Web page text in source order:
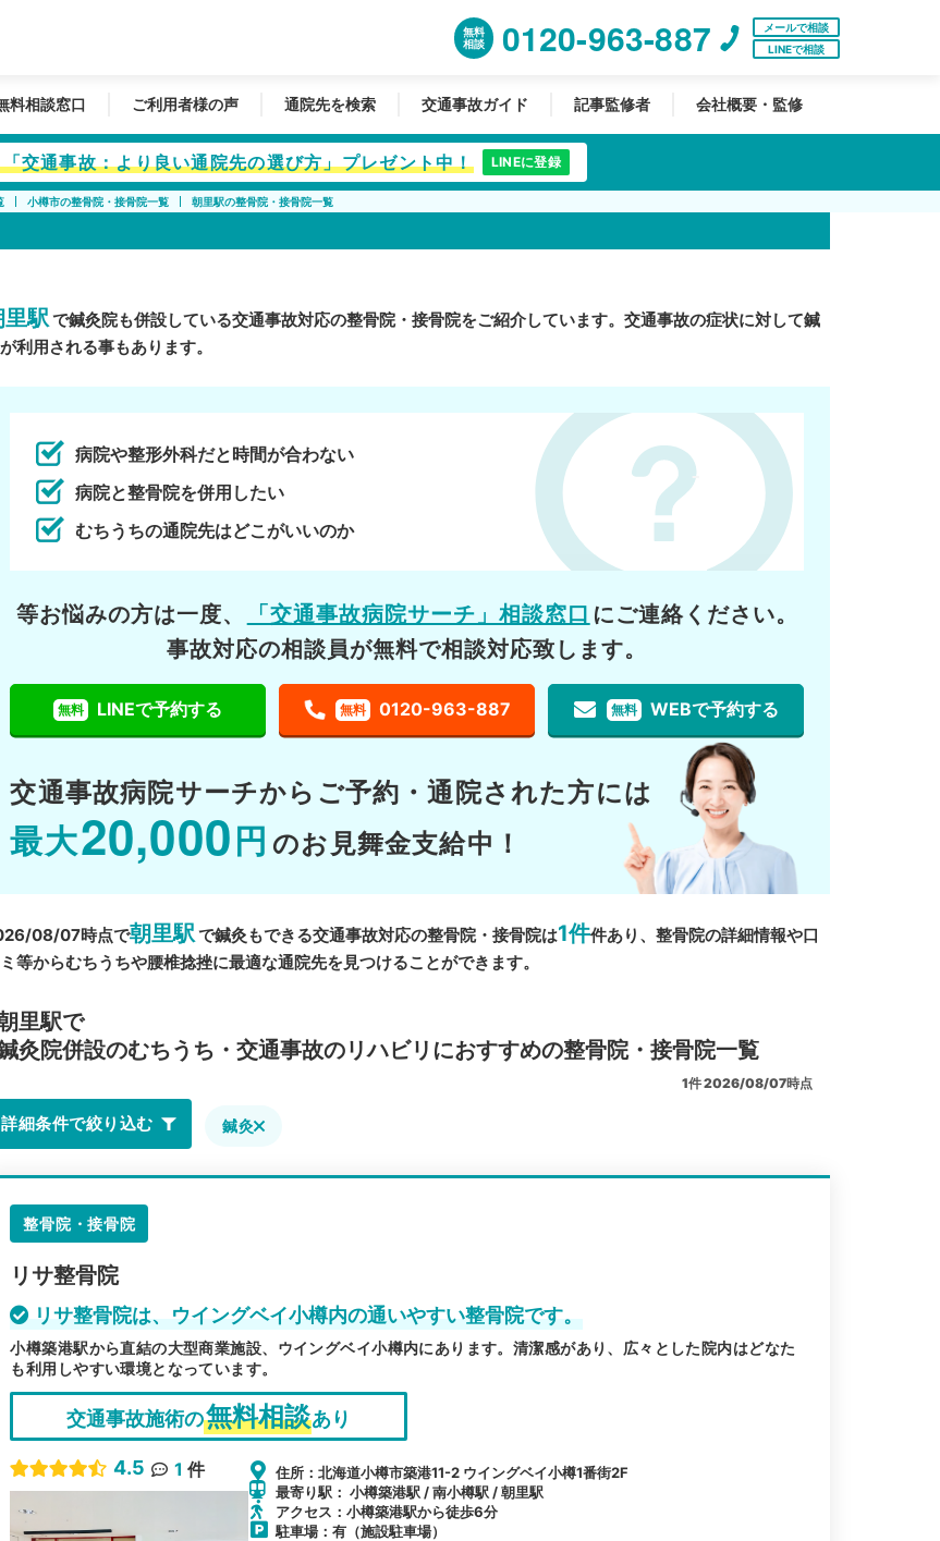
無料
相談
0120-963-887
メールで相談
LINEで相談
料相談窓口 ご利用者様の声 通院先を検索 交通事故ガイド 記事監修者 会社概要・監修
交通事故：より良い通院先の選び方」プレゼント中！ LINEに登録
小樽市の整骨院・接骨院一覧 朝里駅の整骨院・接骨院一覧
里駅で鍼灸院も併設している交通事故対応の整骨院・接骨院をご紹介しています。交通事故の症状に対して鍼
利用される事もあります。
病院や整形外科だと時間が合わない
病院と整骨院を併用したい
むちうちの通院先はどこがいいのか
等お悩みの方は一度、 「交通事故病院サーチ」相談窓口 にご連絡ください。
事故対応の相談員が無料で相談対応致します。
無料 LINEで予約する 無料 0120-963-887 無料 WEBで予約する
交通事故病院サーチから ご予約・通院された方には
最大20,000 円 のお見舞金支給中！
08/07時点で朝里駅で鍼灸もできる交通事故対応の整骨院・接骨院は1件件あり、整骨院の詳細情報や口
等からむちうちや腰椎捻挫に最適な通院先を見つけることができます。
里駅で
灸院併設のむちうち・交通事故のリハビリにおすすめの整骨院・接骨院一覧
1件2026/08/07時点
詳細条件で絞り込む 鍼灸
整骨院・接骨院
リサ整骨院
リサ整骨院は、ウイングベイ小樽内の通いやすい整骨院です。
小樽築港駅から直結の大型商業施設、ウイングベイ小樽内にあります。清潔感があり、広々とした院内はどなた
も利用しやすい環境となっています。
交通事故施術の無料相談あり
4.5 1 件
住所：北海道小樽市築港11-2 ウイングベイ小樽1番街2F
最寄り駅： 小樽築港駅 / 南小樽駅 / 朝里駅
アクセス：小樽築港駅から徒歩6分
駐車場：有（施設駐車場）